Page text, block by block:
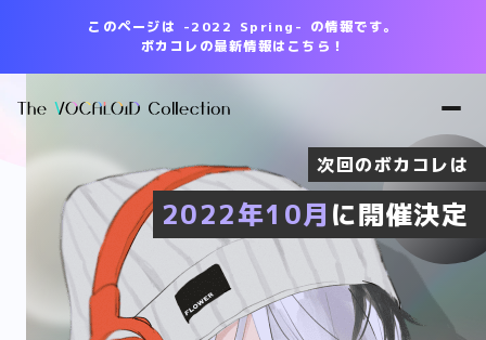
このページは -2022 Spring- の情報です。
ボカコレの最新情報はこちら！
次回のボカコレは
2022年10月 に開催決定
次回のボカコレは
2022年10月 に開催決定
次回のボカコレは
2022年10月 に開催決定
次回のボカコレは
2022年10月 に開催決定